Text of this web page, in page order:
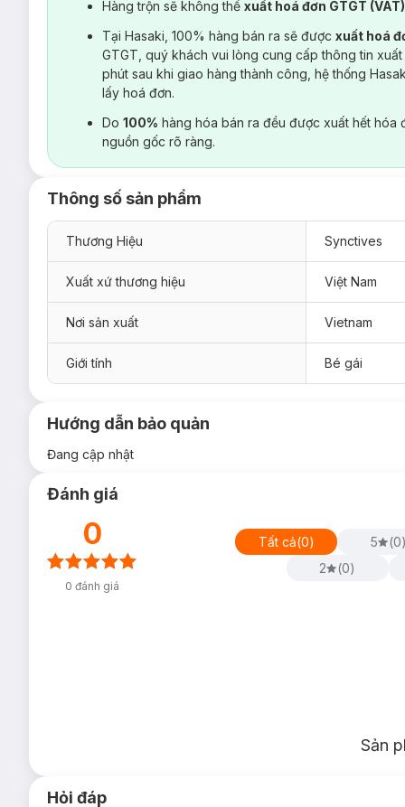
Hàng trộn sẽ không thể xuất hoá đơn GTGT
Tại Hasaki, 100% hàng bán ra sẽ được xuất hoá
GTGT, quý khách vui lòng cung cấp thông tin
phút sau khi giao hàng thành công, hệ thống
lấy hoá đơn.
Do 100% hàng hóa bán ra đều được xuất hết hóa
nguồn gốc rõ ràng.
Thông số sản phẩm
Thương Hiệu Synctives
Xuất xứ thương hiệu Việt Nam
Nơi sản xuất Vietnam
Giới tính Bé gái
Hướng dẫn bảo quản
Đang cập nhật
Đánh giá
0
0 đánh giá
Tất cả(0) 5 (0
2
(0)
Sản
Hỏi đáp